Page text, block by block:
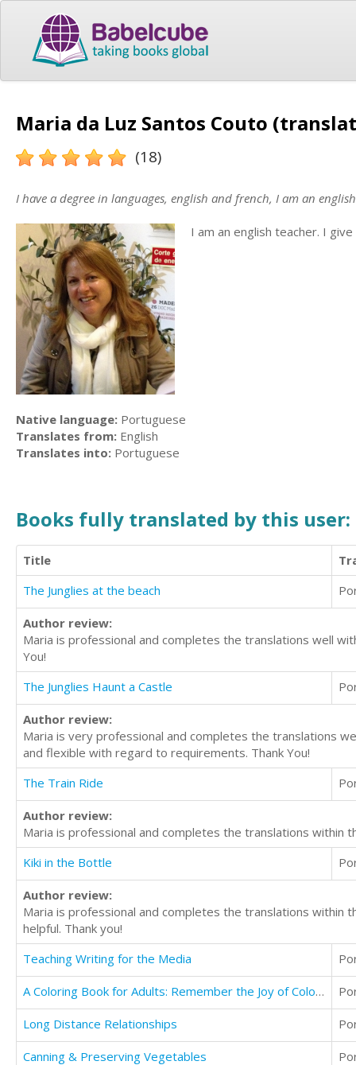
Maria da Luz Santos Couto
(18)
I have a degree in languages, english and french, I am an
I am an english teacher. I
Native language: Portuguese
Translates from: English
Translates into: Portuguese
Books fully translated by this user:
Title
The Junglies at the beach
Author review:
Maria is professional and completes the translations well
You!
The Junglies Haunt a Castle
Author review:
Maria is very professional and completes the translations
and flexible with regard to requirements. Thank You!
The Train Ride
Author review:
Maria is professional and completes the translations within
Kiki in the Bottle
Author review:
Maria is professional and completes the translations within
helpful. Thank you!
Teaching Writing for the Media
A Coloring Book for Adults: Remember the Joy of Coloring and Reduce Stress (Volume 1)
Long Distance Relationships
Canning & Preserving Vegetables